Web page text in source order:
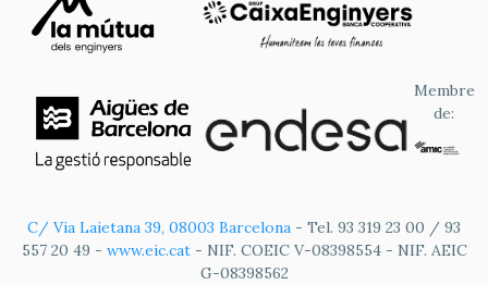
Membre
de:
C/ Via Laietana 39, 08003 Barcelona - Tel. 93 319 23 00 / 93
557 20 49 - www.eic.cat- NIF. COEIC V-08398554 - NIF. AEIC
G-08398562